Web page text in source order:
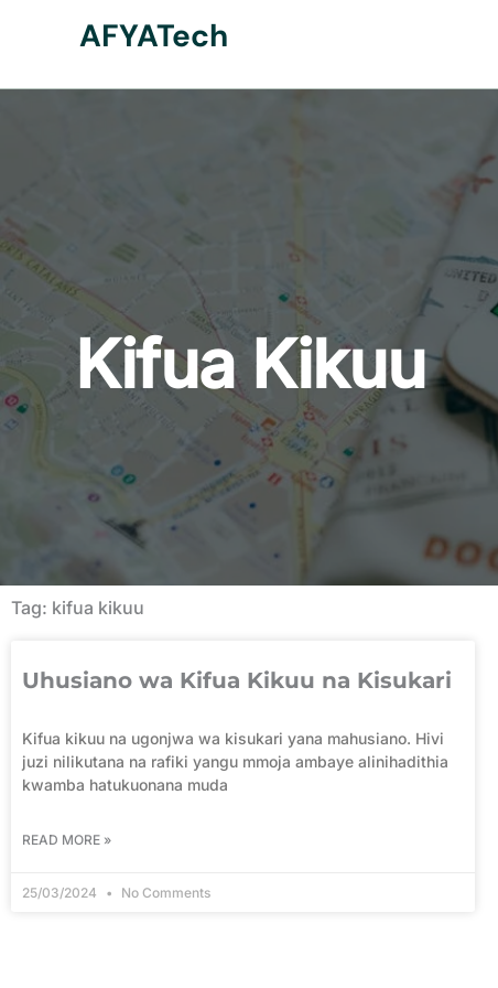
AFYATech
Kifua Kikuu
Tag: kifua kikuu
Uhusiano wa Kifua Kikuu na Kisukari
Kifua kikuu na ugonjwa wa kisukari yana mahusiano. Hivi
juzi nilikutana na rafiki yangu mmoja ambaye alinihadithia
kwamba hatukuonana muda
READ MORE »
25/03/2024 No Comments